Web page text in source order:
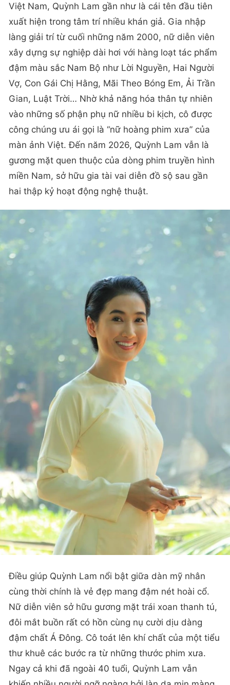
Việt Nam, Quỳnh Lam gần như là cái tên đầu tiên
xuất hiện trong tâm trí nhiều khán giả. Gia nhập
làng giải trí từ cuối những năm 2000, nữ diễn viên
xây dựng sự nghiệp dài hơi với hàng loạt tác phẩm
đậm màu sắc Nam Bộ như Lời Nguyền, Hai Người
Vợ, Con Gái Chị Hằng, Mãi Theo Bóng Em, Ải Trần
Gian, Luật Trời… Nhờ khả năng hóa thân tự nhiên
vào những số phận phụ nữ nhiều bi kịch, cô được
công chúng ưu ái gọi là “nữ hoàng phim xưa” của
màn ảnh Việt. Đến năm 2026, Quỳnh Lam vẫn là
gương mặt quen thuộc của dòng phim truyền hình
miền Nam, sở hữu gia tài vai diễn đồ sộ sau gần
hai thập kỷ hoạt động nghệ thuật.
Điều giúp Quỳnh Lam nổi bật giữa dàn mỹ nhân
cùng thời chính là vẻ đẹp mang đậm nét hoài cổ.
Nữ diễn viên sở hữu gương mặt trái xoan thanh tú,
đôi mắt buồn rất có hồn cùng nụ cười dịu dàng
đậm chất Á Đông. Cô toát lên khí chất của một tiểu
thư khuê các bước ra từ những thước phim xưa.
Ngay cả khi đã ngoài 40 tuổi, Quỳnh Lam vẫn